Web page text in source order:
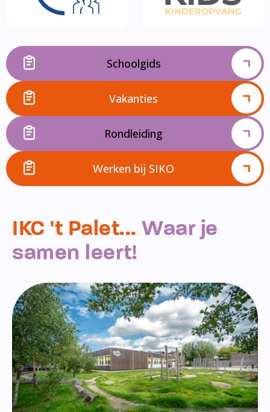
Schoolgids
Vakanties
Rondleiding
Werken bij SIKO
IKC 't Palet... Waar je
samen leert!